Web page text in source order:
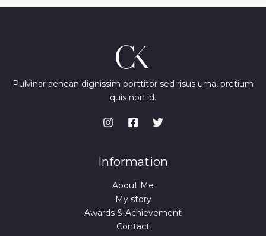
Pulvinar aenean dignissim porttitor sed risus urna, pretium
quis non id.
Information
About Me
My story
Awards & Achievement
Contact